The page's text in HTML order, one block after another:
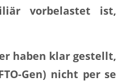
vorbelastet ist,
haben klar gestellt,
Gen) nicht per se